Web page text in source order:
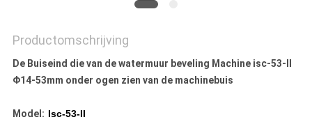
Productomschrijving
De Buiseind die van de watermuur beveling Machine isc-53-II
Φ14-53mm onder ogen zien van de machinebuis
Model: Isc-53-II